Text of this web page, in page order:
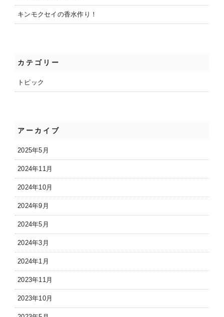
キンモクセイの香水作り！
カテゴリー
トピック
アーカイブ
2025年5月
2024年11月
2024年10月
2024年9月
2024年5月
2024年3月
2024年1月
2023年11月
2023年10月